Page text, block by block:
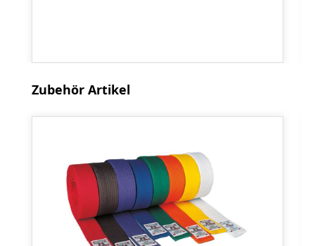
Produktgalerie überspringen
Zubehör Artikel